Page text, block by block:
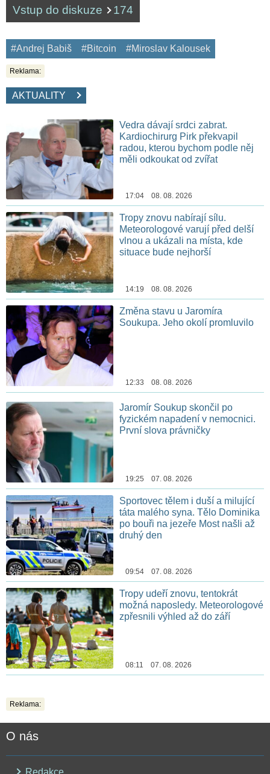
Vstup do diskuze 174
#Andrej Babiš #Bitcoin #Miroslav Kalousek
Reklama:
AKTUALITY
Vedra dávají srdci zabrat.
Kardiochirurg Pirk překvapil
radou, kterou bychom podle něj
měli odkoukat od zvířat
17:04 08. 08. 2026
Tropy znovu nabírají sílu.
Meteorologové varují před delší
vlnou a ukázali na místa, kde
situace bude nejhorší
14:19 08. 08. 2026
Změna stavu u Jaromíra
Soukupa. Jeho okolí promluvilo
12:33 08. 08. 2026
Jaromír Soukup skončil po
fyzickém napadení v nemocnici.
První slova právničky
19:25 07. 08. 2026
Sportovec tělem i duší a milující
táta malého syna. Tělo Dominika
po bouři na jezeře Most našli až
druhý den
09:54 07. 08. 2026
Tropy udeří znovu, tentokrát
možná naposledy. Meteorologové
zpřesnili výhled až do září
08:11 07. 08. 2026
Reklama:
O nás